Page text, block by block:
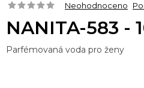
Neohodnoceno
NANITA-583 -
Parfémovaná voda pro ženy